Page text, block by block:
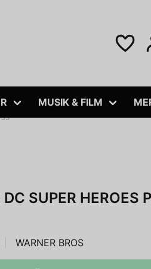
MUSIK & FILM
SUPER HEROES
WARNER BROS